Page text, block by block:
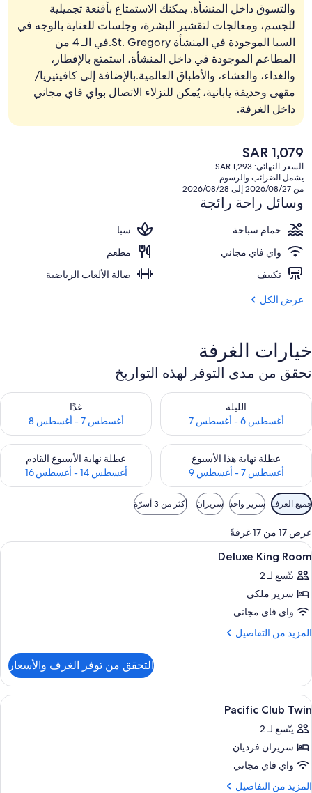
والتسوق داخل المنشأة. يمكنك الاستمتاع بأقنعة تجميلية
للجسم، ومعالجات لتقشير البشرة، وجلسات للعناية بالوجه في
السبا الموجودة في المنشأة St. Gregory.في الـ 4 من
المطاعم الموجودة في داخل المنشأة، استمتع بالإفطار،
والغداء، والعشاء، والأطباق العالمية.بالإضافة إلى كافيتيريا/
مقهى وحديقة يابانية، يُمكن للنزلاء الاتصال بواي فاي مجاني
داخل الغرفة.
السعر
الحالي
هو
SAR
1,079
SAR 1,079
السعر النهائي: SAR 1,293
يشمل الضرائب والرسوم
من 2026/08/27 إلى 2026/08/28
وسائل راحة رائجة
حمام سباحة
سبا
واي فاي مجاني
مطعم
تكييف
صالة الألعاب الرياضية
عرض الكل
خيارات الغرفة
تحقق من مدى التوفر لهذه التواريخ
الليلة
أغسطس 6 - أغسطس 7
تحقق من مدى التوفر لليلة للفترة أغسطس 6 - أغسطس 7
غدًا
أغسطس 7 - أغسطس 8
تحقق من مدى التوفر لغد للفترة أغسطس
عطلة نهاية هذا الأسبوع
أغسطس 7 - أغسطس 9
تحقق من مدى التوفر لعطلة نهاية هذا الأسبوع للفترة أغسطس 7 - أغسطس 9
عطلة نهاية الأسبوع القادم
أغسطس 14 - أغسطس 16
تحقق من مدى التوفر لعطلة نهاية
عوامل
التصفية
المتاحة
للغرف
جميع الغرف سرير واحد سريران أكثر من 3 أسرّة
عرض 17 من 17 غرفةً
استعراض
جميع
صور
Deluxe
King
Room
أغطية فراش متميزة وميني بار وخزنة
1
Deluxe King Room
يتّسع لـ 2
سرير ملكي
واي فاي مجاني
المزيد من التفاصيل
المزيد
Deluxe
King
Room
التحقق من توفر الغرف والأسعار
استعراض
جميع
صور
Pacific
Club
Twin
أغطية فراش متميزة وميني بار وخزنة
3
Pacific Club Twin
يتّسع لـ 2
سريران فرديان
واي فاي مجاني
المزيد من التفاصيل
المزيد